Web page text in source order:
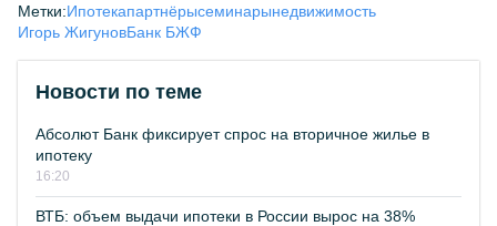
Метки:Ипотекапартнёрысеминарынедвижимость
Игорь ЖигуновБанк БЖФ
Новости по теме
Абсолют Банк фиксирует спрос на вторичное жилье в
ипотеку
16:20
ВТБ: объем выдачи ипотеки в России вырос на 38%